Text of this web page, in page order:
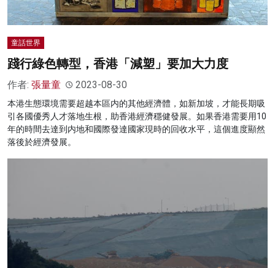
童話世界
踐行綠色轉型，香港「減塑」要加大力度
作者: 張量童 2023-08-30
本港生態環境需要超越本區内的其他經濟體，如新加坡，才能長期吸
引各國優秀人才落地生根，助香港經濟穩健發展。如果香港需要用10
年的時間去達到内地和國際發達國家現時的回收水平，這個進度顯然
落後於經濟發展。